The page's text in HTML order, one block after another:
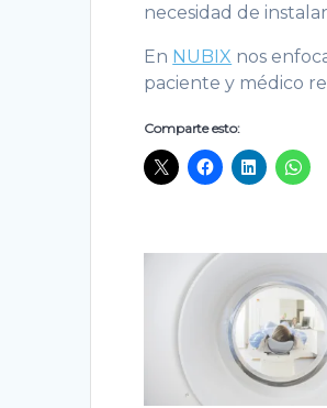
necesidad de
En NUBIX nos
paciente y médico
Comparte esto: